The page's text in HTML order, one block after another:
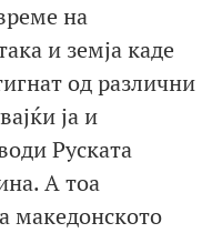
на
и земја каде
од различни
ја и
Руската
А тоа
македонското